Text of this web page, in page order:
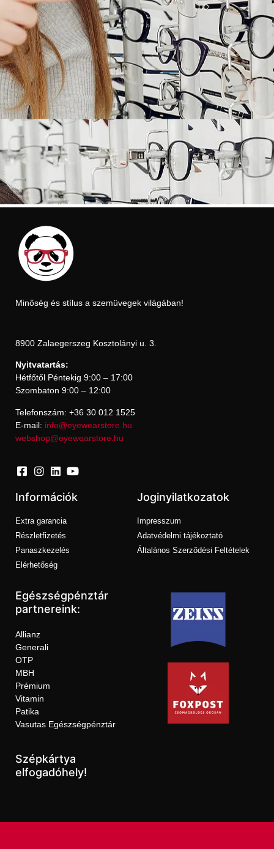
Minőség és stílus a szemüvegek világában!
8900 Zalaegerszeg Kosztolányi u. 3.
Nyitvatartás:
Hétfőtől Péntekig 9:00 – 17:00
Szombaton 9:00 – 12:00
Telefonszám: +36 30 012 1525
E-mail: info@eyewearstore.hu
webshop@eyewearstore.hu
Információk
Extra garancia
Részletfizetés
Panaszkezelés
Elérhetőség
Joginyilatkozatok
Impresszum
Adatvédelmi tájékoztató
Általános Szerződési Feltételek
Egészségpénztár
partnereink:
Allianz
Generali
OTP
MBH
Prémium
Vitamin
Patika
Vasutas Egészségpénztár
Szépkártya
elfogadóhely!